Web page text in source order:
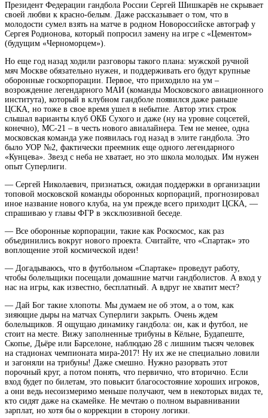
Президент Федерации гандбола России Сергей Шишкарёв не скрывает
своей любви к красно-белым. Даже рассказывает о том, что в
молодости сумел взять на матче в родном Новороссийске автограф у
Сергея Родионова, который попросил замену на игре с «Цементом»
(будущим «Черноморцем»).
Но еще год назад ходили разговоры такого плана: мужской ручной
мяч Москве обязательно нужен, и поддерживать его будут крупные
оборонные госкорпорации. Первое, что приходило на ум –
возрождение легендарного МАИ (команды Московского авиационного
института), который в клубном гандболе появился даже раньше
ЦСКА, но тоже в свое время ушел в небытие. Автор этих строк
слышал варианты клуб ОКБ Сухого и даже (ну на уровне соцсетей,
конечно), МС-21 – в честь нового авиалайнера. Тем не менее, одна
московская команда уже появилась год назад в элите гандбола. Это
было УОР №2, фактически преемник еще одного легендарного
«Кунцева». Звезд с неба не хватает, но это школа молодых. Им нужен
опыт Суперлиги.
— Сергей Николаевич, признаться, ожидая поддержки в организации
топовой московской команды оборонных корпораций, прогнозировал
иное название нового клуба, на ум прежде всего приходит ЦСКА, —
спрашиваю у главы ФГР в эксклюзивной беседе.
— Все оборонные корпорации, такие как Роскосмос, как раз
объединились вокруг нового проекта. Считайте, что «Спартак» это
воплощение этой космической идеи!
— Догадываюсь, что в футбольном «Спартаке» проведут работу,
чтобы болельщики посещали домашние матчи гандболистов. А вход у
нас на игры, как известно, бесплатный. А вдруг не хватит мест?
— Дай Бог такие хлопоты. Мы думаем не об этом, а о том, как
зияющие дыры на матчах Суперлиги закрыть. Очень ждем
болельщиков. Я ощущаю динамику гандбола: он, как и футбол, не
стоит на месте. Вижу заполненные трибуны в Кёльне, Будапеште,
Скопье, Дьёре или Барселоне, наблюдаю 28 с лишним тысяч человек
на стадионах чемпионата мира-2017! Ну их же не специально ловили
и загоняли на трибуны! Даже смешно. Нужно разорвать этот
порочный круг, а потом понять, что первично, что вторично. Если
вход будет по билетам, это повысит благосостояние хороших игроков,
а они ведь несоизмеримо меньше получают, чем в некоторых видах те,
кто сидят даже на скамейке. Не мечтаю о полном выравнивании
зарплат, но хотя бы о коррекции в сторону логики.